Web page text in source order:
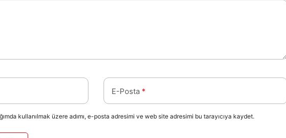
E-Posta *
kullanılmak üzere adımı, e-posta adresimi ve web site adresimi bu tarayıcıya kaydet.